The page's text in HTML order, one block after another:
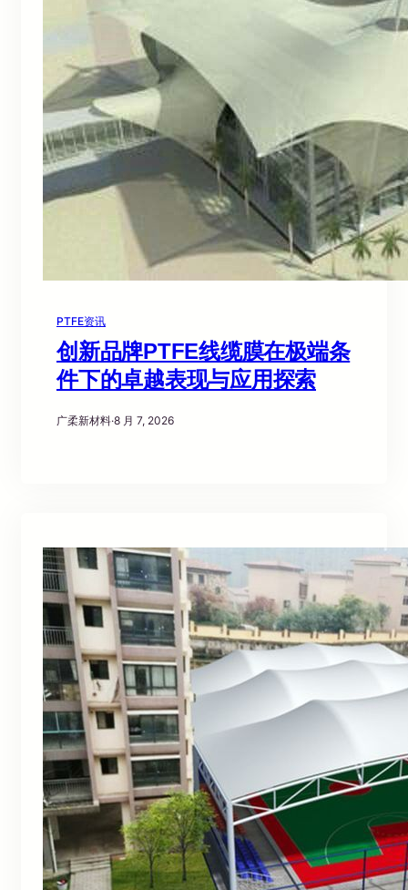
PTFE资讯
创新品牌PTFE线缆膜在极端条
件下的卓越表现与应用探索
广柔新材料·8 月 7, 2026